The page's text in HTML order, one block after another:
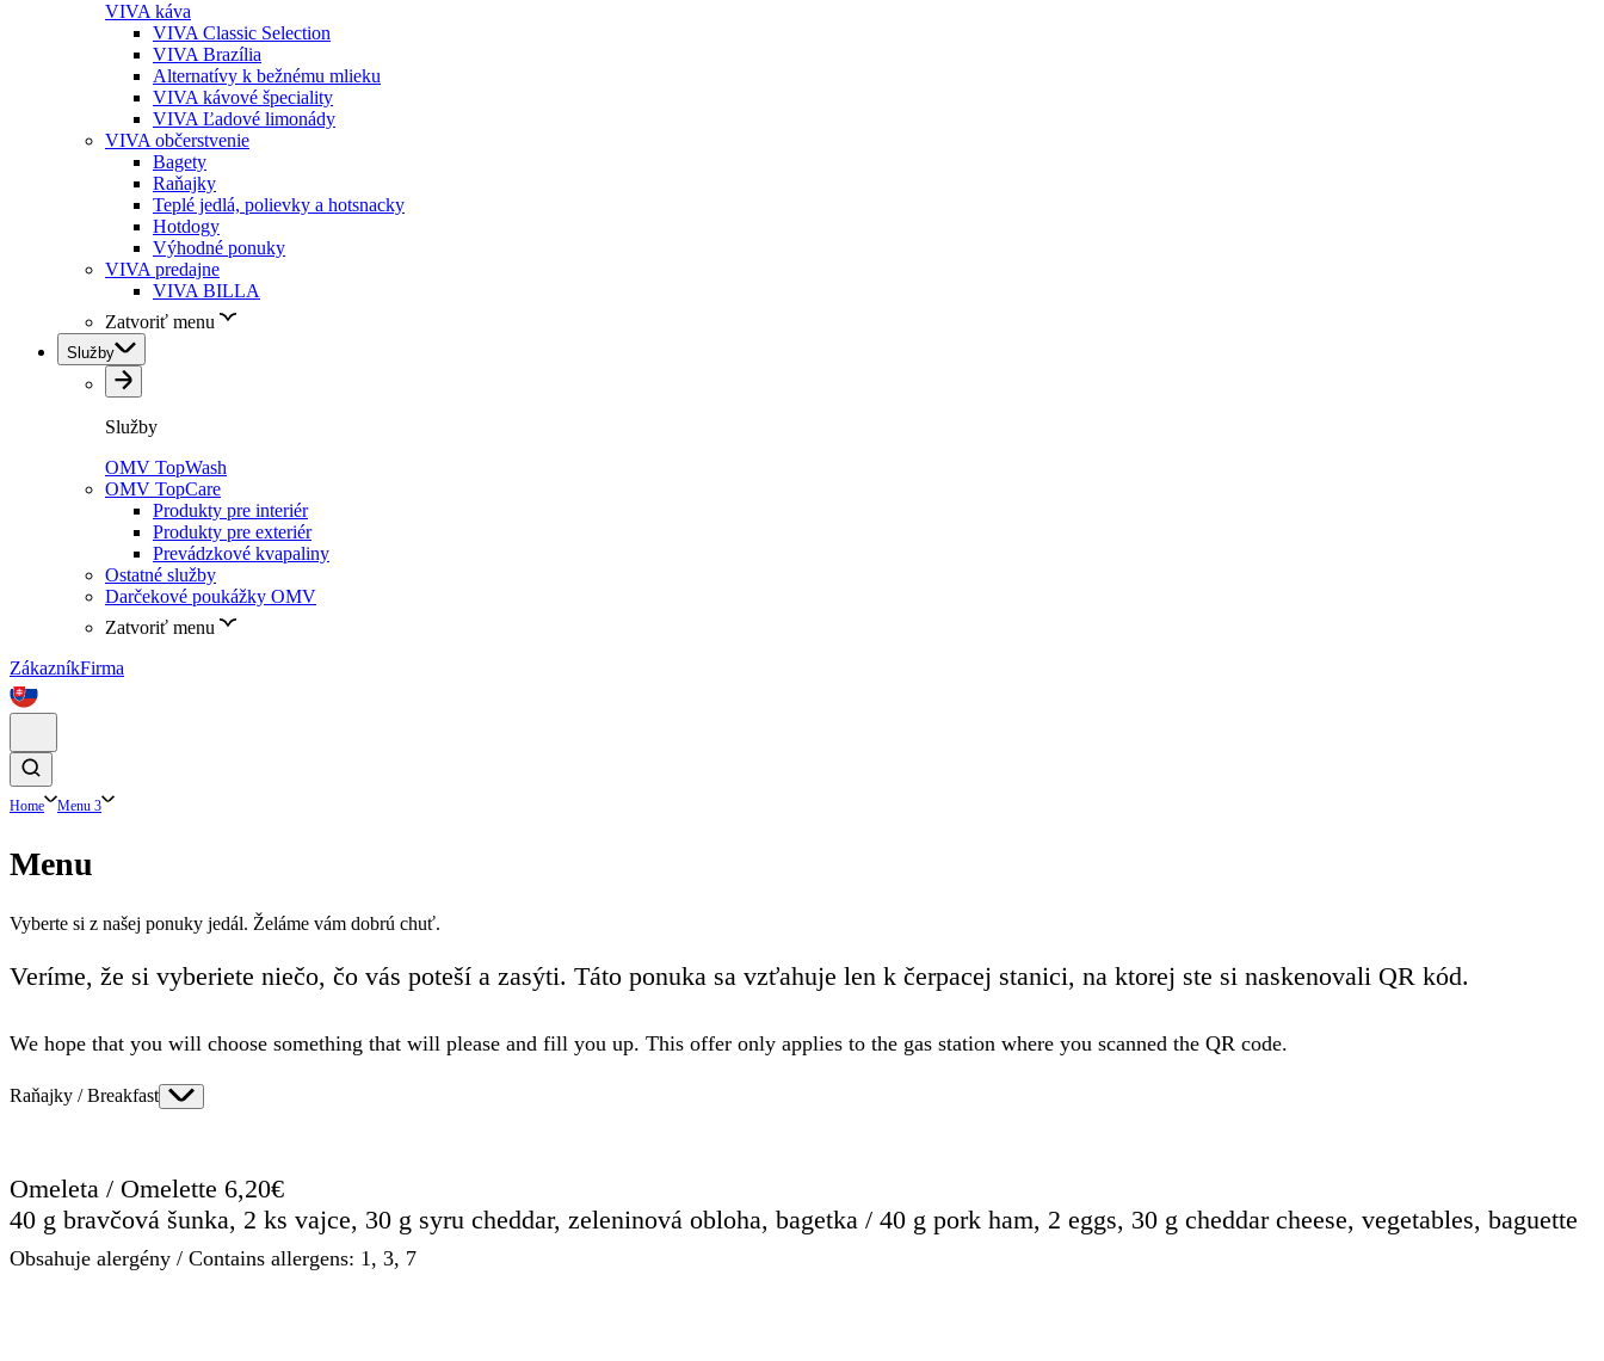
VIVA káva
VIVA Classic Selection
VIVA Brazília
Alternatívy k bežnému mlieku
VIVA kávové špeciality
VIVA Ľadové limonády
VIVA občerstvenie
Bagety
Raňajky
Teplé jedlá, polievky a hotsnacky
Hotdogy
Výhodné ponuky
VIVA predajne
VIVA BILLA
Zatvoriť menu
Služby
Služby
OMV TopWash
OMV TopCare
Produkty pre interiér
Produkty pre exteriér
Prevádzkové kvapaliny
Ostatné služby
Darčekové poukážky OMV
Zatvoriť menu
ZákazníkFirma
Home Menu 3
Menu
Vyberte si z našej ponuky jedál. Želáme vám dobrú chuť.
Veríme, že si vyberiete niečo, čo vás poteší a zasýti. Táto ponuka sa vzťahuje len k čerpacej stanici, na ktorej ste si naskenovali QR kód.
We hope that you will choose something that will please and fill you up. This offer only applies to the gas station where you scanned the QR code.
Raňajky / Breakfast
Omeleta / Omelette 6,20€
40 g bravčová šunka, 2 ks vajce, 30 g syru cheddar, zeleninová obloha, bagetka / 40 g pork ham, 2 eggs, 30 g cheddar cheese, vegetables, baguette
Obsahuje alergény / Contains allergens: 1, 3, 7